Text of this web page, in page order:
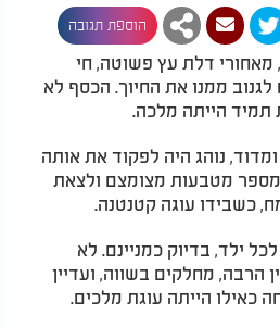
הוספת תגובה
דלת עץ פשוטה, חי
לגנוב ממנו את החיוך. הכסף לא
הייתה מלכה.
נוהג היה לפקוד את אותה
מספר מטבעות מצומצם ולצאת
כשבידו עוגה קטנטנה.
ילד, בדיוק כמניינם. לא
הרבה, מחלקים בשווה, ועדיין
כאילו הייתה עוגת מלכים.